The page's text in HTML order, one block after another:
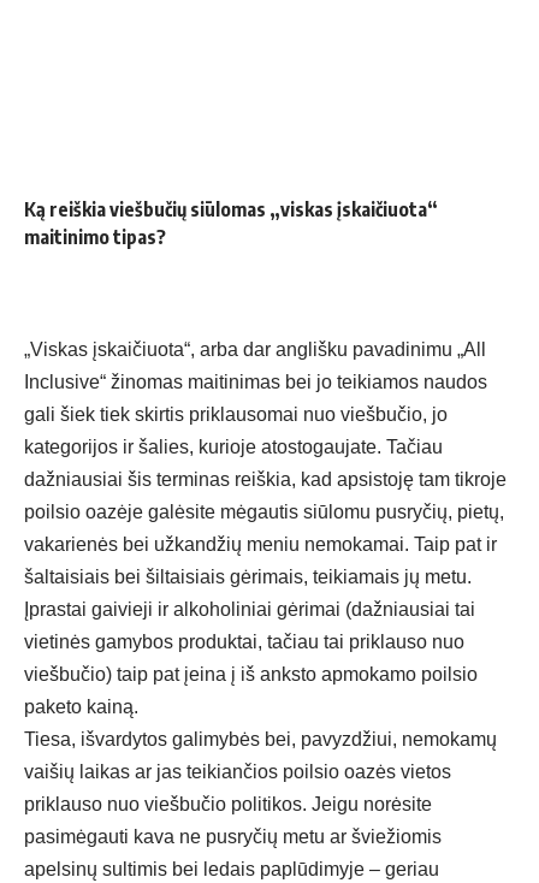
Ką reiškia viešbučių siūlomas „viskas įskaičiuota“
maitinimo tipas?
„Viskas įskaičiuota“, arba dar anglišku pavadinimu „All
Inclusive“ žinomas maitinimas bei jo teikiamos naudos
gali šiek tiek skirtis priklausomai nuo viešbučio, jo
kategorijos ir šalies, kurioje atostogaujate. Tačiau
dažniausiai šis terminas reiškia, kad apsistoję tam tikroje
poilsio oazėje galėsite mėgautis siūlomu pusryčių, pietų,
vakarienės bei užkandžių meniu nemokamai. Taip pat ir
šaltaisiais bei šiltaisiais gėrimais, teikiamais jų metu.
Įprastai gaivieji ir alkoholiniai gėrimai (dažniausiai tai
vietinės gamybos produktai, tačiau tai priklauso nuo
viešbučio) taip pat įeina į iš anksto apmokamo poilsio
paketo kainą.
Tiesa, išvardytos galimybės bei, pavyzdžiui, nemokamų
vaišių laikas ar jas teikiančios poilsio oazės vietos
priklauso nuo viešbučio politikos. Jeigu norėsite
pasimėgauti kava ne pusryčių metu ar šviežiomis
apelsinų sultimis bei ledais paplūdimyje – geriau